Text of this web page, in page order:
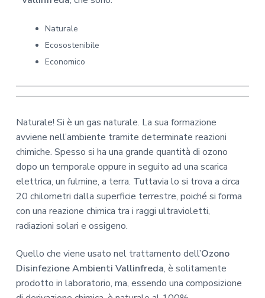
Naturale
Ecosostenibile
Economico
Naturale! Si è un gas naturale. La sua formazione
avviene nell’ambiente tramite determinate reazioni
chimiche. Spesso si ha una grande quantità di ozono
dopo un temporale oppure in seguito ad una scarica
elettrica, un fulmine, a terra. Tuttavia lo si trova a circa
20 chilometri dalla superficie terrestre, poiché si forma
con una reazione chimica tra i raggi ultravioletti,
radiazioni solari e ossigeno.
Quello che viene usato nel trattamento dell’Ozono
Disinfezione Ambienti Vallinfreda, è solitamente
prodotto in laboratorio, ma, essendo una composizione